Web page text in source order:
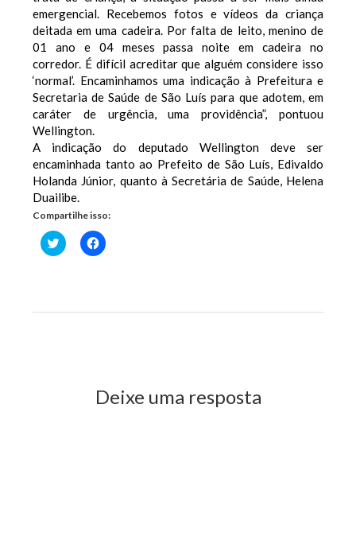
emergencial. Recebemos fotos e vídeos da criança
deitada em uma cadeira. Por falta de leito, menino de
01 ano e 04 meses passa noite em cadeira no
corredor. É difícil acreditar que alguém considere isso
‘normal’. Encaminhamos uma indicação à Prefeitura e
Secretaria de Saúde de São Luís para que adotem, em
caráter de urgência, uma providência”, pontuou
Wellington.
A indicação do deputado Wellington deve ser
encaminhada tanto ao Prefeito de São Luís, Edivaldo
Holanda Júnior, quanto à Secretária de Saúde, Helena
Duailibe.
Compartilhe isso:
Clique
para
janela)
Clique
para
janela)
Deixe uma resposta